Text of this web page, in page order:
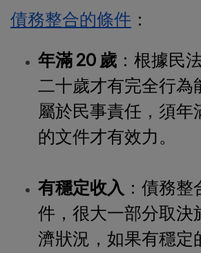
債務整合的條件 ：
年滿 20 歲 ：根據民
二十歲才有完全行為
屬於民事責任，須年
的文件才有效力。
有穩定收入 ：債務
件，很大一部分取決
濟狀況，如果有穩定